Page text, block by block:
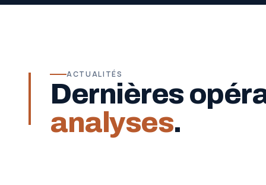
ACTUALITÉS
Dernières
analyses.